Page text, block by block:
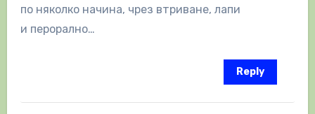
по няколко начина, чрез втриване, лапи
и перорално…
Reply